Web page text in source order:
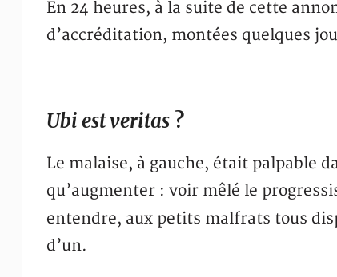
En 24 heures, à la suite de cette
d’accréditation, montées quelques
Ubi est veritas?
Le malaise, à gauche, était palpable
qu’augmenter : voir mêlé le
entendre, aux petits malfrats tous
d’un.